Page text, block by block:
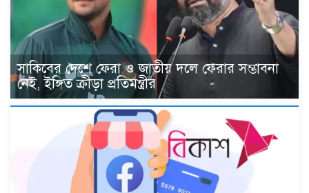
সাকিবের দেশে ফেরা ও জাতীয় দলে ফেরার সম্ভাবনা
নেই, ইঙ্গিত ক্রীড়া প্রতিমন্ত্রীর